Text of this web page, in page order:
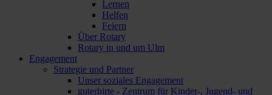
Lernen
Helfen
Feiern
Über Rotary
Rotary in und um Ulm
Engagement
Strategie und Partner
Unser soziales Engagement
guterhirte - Zentrum für Kinder-, Jugend- und